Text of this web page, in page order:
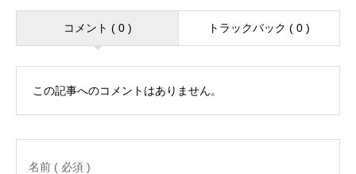
コメント ( 0 ) トラックバック ( 0 )
この記事へのコメントはありません。
名前 ( 必須 )